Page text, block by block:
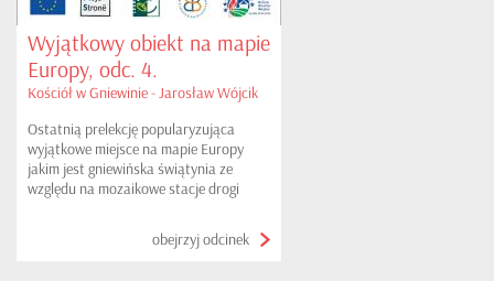
Wyjątkowy obiekt na mapie
Europy, odc. 4.
Kościół w Gniewinie - Jarosław Wójcik
Ostatnią prelekcję popularyzująca
wyjątkowe miejsce na mapie Europy
jakim jest gniewińska świątynia ze
względu na mozaikowe stacje drogi
nowoczesną metodą fusingu
poprowadził ich twórca, artysta plastyk
obejrzyj odcinek